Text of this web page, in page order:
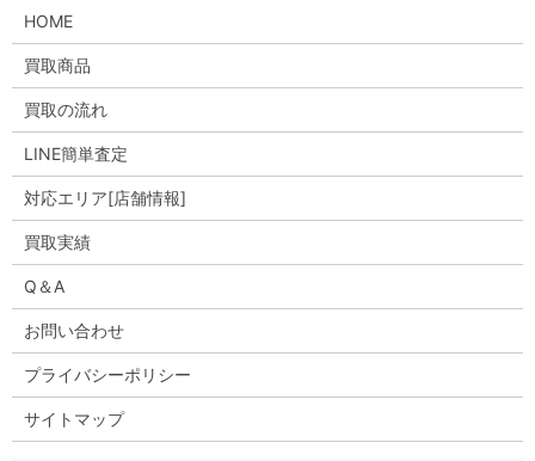
HOME
買取商品
買取の流れ
LINE簡単査定
対応エリア[店舗情報]
買取実績
Q＆A
お問い合わせ
プライバシーポリシー
サイトマップ